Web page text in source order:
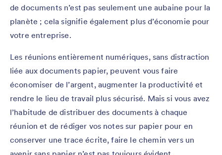
de documents n’est pas seulement une aubaine pour la
planète ; cela signifie également plus d’économie pour
votre entreprise.
Les réunions entièrement numériques, sans distraction
liée aux documents papier, peuvent vous faire
économiser de l’argent, augmenter la productivité et
rendre le lieu de travail plus sécurisé. Mais si vous avez
l’habitude de distribuer des documents à chaque
réunion et de rédiger vos notes sur papier pour en
conserver une trace écrite, faire le chemin vers un